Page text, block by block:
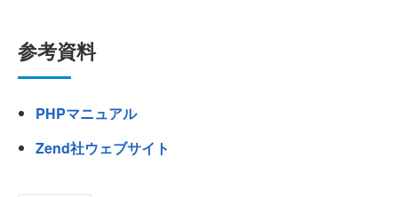
参考資料
PHPマニュアル
Zend社ウェブサイト